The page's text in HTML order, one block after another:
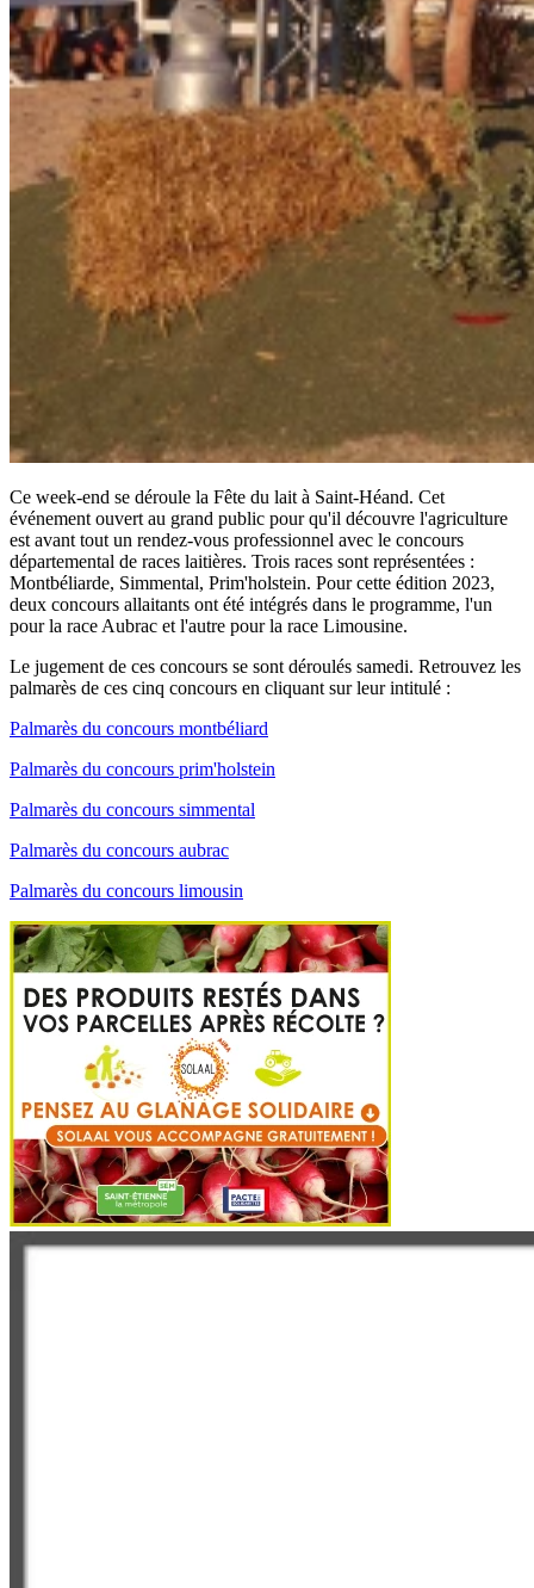
Ce week-end se déroule la Fête du lait à Saint-Héand. Cet
événement ouvert au grand public pour qu'il découvre l'agriculture
est avant tout un rendez-vous professionnel avec le concours
départemental de races laitières. Trois races sont représentées :
Montbéliarde, Simmental, Prim'holstein. Pour cette édition 2023,
deux concours allaitants ont été intégrés dans le programme, l'un
pour la race Aubrac et l'autre pour la race Limousine.
Le jugement de ces concours se sont déroulés samedi. Retrouvez les
palmarès de ces cinq concours en cliquant sur leur intitulé :
Palmarès du concours montbéliard
Palmarès du concours prim'holstein
Palmarès du concours simmental
Palmarès du concours aubrac
Palmarès du concours limousin